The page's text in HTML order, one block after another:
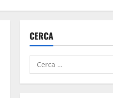
CERCA